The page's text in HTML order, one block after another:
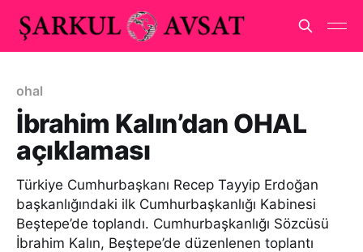
ohal
İbrahim Kalın’dan OHAL
açıklaması
Türkiye Cumhurbaşkanı Recep Tayyip Erdoğan
başkanlığındaki ilk Cumhurbaşkanlığı Kabinesi
Beştepe’de toplandı. Cumhurbaşkanlığı Sözcüsü
İbrahim Kalın, Beştepe’de düzenlenen toplantı